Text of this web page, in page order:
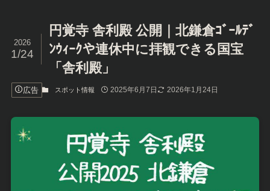
円覚寺 舎利殿 公開｜北鎌倉ｺﾞｰﾙﾃﾞ
ﾝｳｨｰｸや連休中に拝観できる国宝
「舎利殿」
2026
1/24
広告 スポット情報 2025年6月7日 2026年1月24日